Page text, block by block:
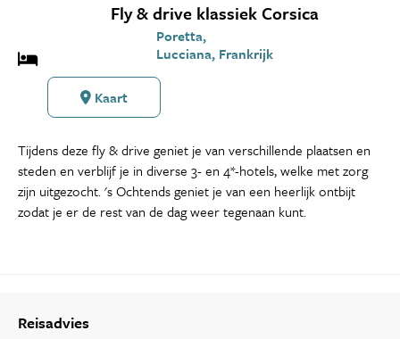
Fly & drive klassiek Corsica
Poretta,
Lucciana, Frankrijk
Kaart
Tijdens deze fly & drive geniet je van verschillende plaatsen en
steden en verblijf je in diverse 3- en 4*-hotels, welke met zorg
zijn uitgezocht. 's Ochtends geniet je van een heerlijk ontbijt
zodat je er de rest van de dag weer tegenaan kunt.
Reisadvies